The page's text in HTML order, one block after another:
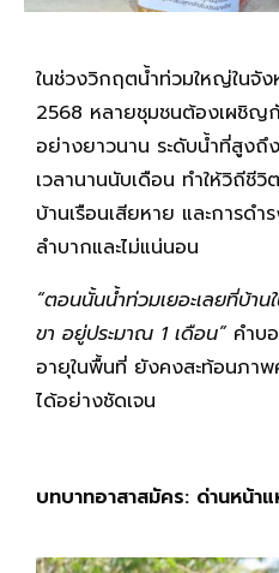
ในช่วงวิกฤตน้ำท่วมใหญ่ในจั
2568 หลายชุมชนต้องเผชิ
อย่างยาวนาน ระดับน้ำที่สูง
เวลานานนับเดือน ทำให้วิถีชี
บ้านเรือนเสียหาย และการด
ลำบากและไม่แน่นอน
“ตอนนั้นน้ำท่วมเยอะเลยที่บ้า
ขา อยู่ประมาณ 1 เดือน”คำบอ
อายุในพื้นที่ ยังคงสะท้อนภาพ
ได้อย่างชัดเจน
บทบาทอาสาสมัคร: ด่านหน้า